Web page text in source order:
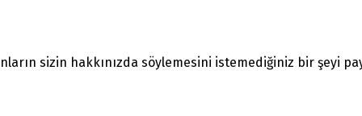
sizin hakkınızda söylemesini istemediğiniz bir şeyi